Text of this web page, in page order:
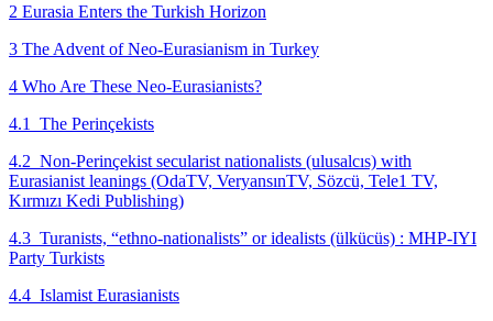
2 Eurasia Enters the Turkish Horizon
3 The Advent of Neo‑Eurasianism in Turkey
4 Who Are These Neo‑Eurasianists?
4.1 The Perinçekists
4.2 Non-Perinçekist secularist nationalists (ulusalcıs) with
Eurasianist leanings (OdaTV, VeryansınTV, Sözcü, Tele1 TV,
Kırmızı Kedi Publishing)
4.3 Turanists, “ethno-nationalists” or idealists (ülkücüs) : MHP-IYI
Party Turkists
4.4 Islamist Eurasianists